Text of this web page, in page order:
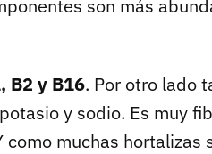
son más
B2 y B16. Por otro lado
y sodio. Es muy
muchas hortalizas